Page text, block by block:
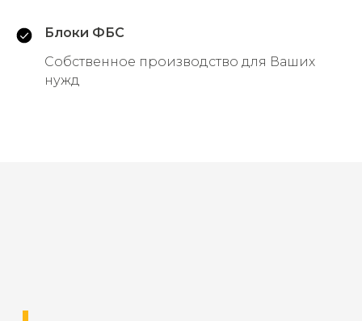
Блоки ФБС
Собственное производство для Ваших
нужд